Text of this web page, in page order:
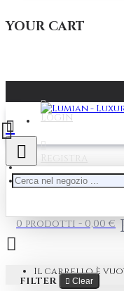
YOUR CART
Login
Registra
0 prodotti - 0,00 €
Il carrello è
FILTER Clear